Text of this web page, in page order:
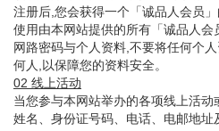
注册后,您会获得一个「诚品人会员
使用由本网站提供的所有「诚品人
网路密码与个人资料,不要将任何个
何人,以保障您的资料安全。
02 线上活动
当您参与本网站举办的各项线上活
姓名、身份证号码、电话、电邮地址